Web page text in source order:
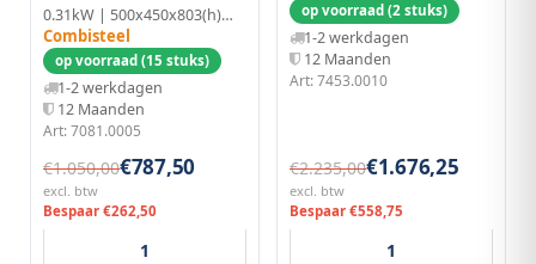
0.31kW | 500x450x803(h)mm | RVS
Combisteel
op voorraad (15 stuks)
1-2 werkdagen
12 Maanden
Art: 7081.0005
€1.050,00€787,50
excl. btw
Bespaar €262,50
op voorraad (2 stuks)
1-2 werkdagen
12 Maanden
Art: 7453.0010
€2.235,00€1.676,25
excl. btw
Bespaar €558,75